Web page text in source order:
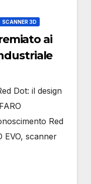
SCANNER 3D
ai
Dot: il design
Red
EVO, scanner